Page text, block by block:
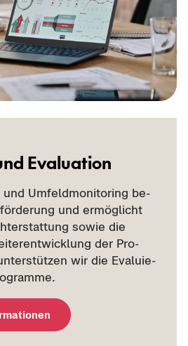
Eva­lua­ti­on
und Um­feld­mo­ni­to­ring be­
und er­mög­licht
sowie die
der Pro­
wir die Eva­lu­ie­